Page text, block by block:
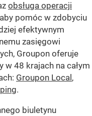
obsługa operacji
pomóc w zdobyciu
efektywnym
zasięgowi
Groupon oferuje
w 48 krajach na całym
Groupon Local ,
.
biuletynu